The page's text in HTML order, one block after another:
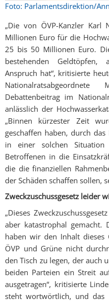
Foto: Parlamentsdirektion/
„Die von ÖVP-Kanzler Karl
Millionen Euro für die
25 bis 50 Millionen Euro.
bestehenden
Anspruch hat“, kritisierte
Debattenbeitrag im
anlässlich der
„Binnen kürzester Zeit
geschaffen haben, durch
in einer solchen
Betroffenen in die
die die finanziellen
der Schäden schaffen sollen,
Zweckzuschussgesetz leider
„Dieses
aber katastrophal gemacht.
haben wir den Inhalt dieses
ÖVP und Grüne nicht
den Tisch zu legen, der auch
beiden Parteien ein Streit
ausgetragen“, kritisierte
steht wortwörtlich, und das